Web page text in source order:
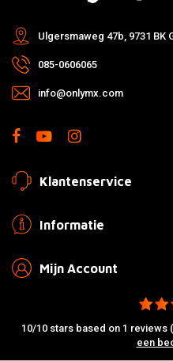
Ulgersmaweg 47b, 9731 BK
085-0606065
info@onlymx.com
Klantenservice
Informatie
Mijn Account
10/10 stars based on 1 reviews
een